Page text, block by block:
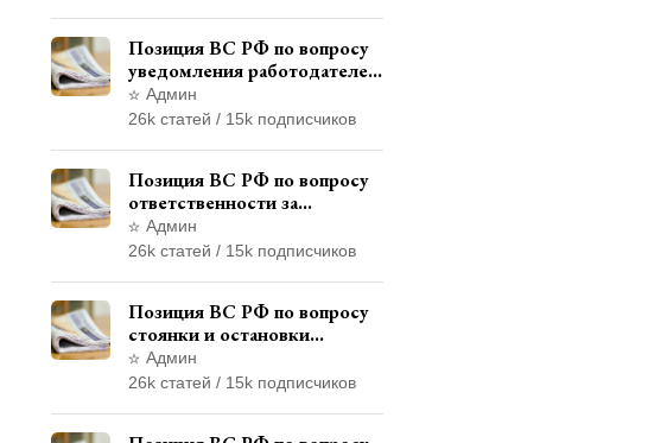
Позиция ВС РФ по вопросу
уведомления работодателем
о заключении трудового
договора с бывшим
Админ
26k статей / 15k подписчиков
Позиция ВС РФ по вопросу
ответственности за
непредоставление
документов при проведении
Админ
26k статей / 15k подписчиков
Позиция ВС РФ по вопросу
стоянки и остановки
транспортного средства на
тротуаре и квалификации
Админ
26k статей / 15k подписчиков